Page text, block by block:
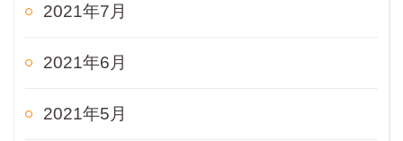
2021年7月
2021年6月
2021年5月